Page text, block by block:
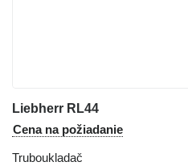
Liebherr RL44
Cena na požiadanie
Truboukladač